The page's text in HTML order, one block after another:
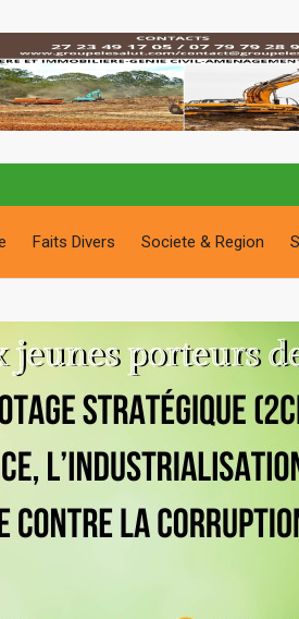
Faits Divers Societe & Region